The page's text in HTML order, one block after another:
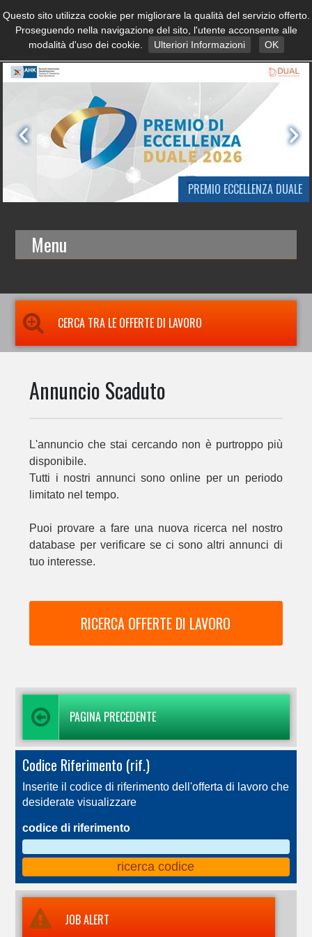
PREMIO ECCELLENZA DUALE
Menu
CERCA TRA LE OFFERTE DI LAVORO
Annuncio Scaduto
L'annuncio che stai cercando non è purtroppo più
disponibile.
Tutti i nostri annunci sono online per un periodo
limitato nel tempo.
Puoi provare a fare una nuova ricerca nel nostro
database per verificare se ci sono altri annunci di
tuo interesse.
RICERCA OFFERTE DI LAVORO
PAGINA PRECEDENTE
Codice Riferimento (rif.)
Inserite il codice di riferimento dell'offerta di lavoro che
desiderate visualizzare
codice di riferimento
JOB ALERT
Questo sito utilizza cookie per migliorare la qualità del servizio offerto.
Proseguendo nella navigazione del sito, l'utente acconsente alle
modalità d'uso dei cookie.
Ulteriori Informazioni OK